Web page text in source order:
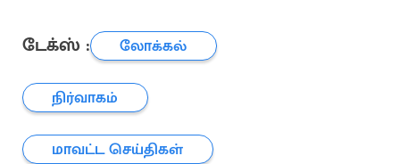
டேக்ஸ் :
லோக்கல்
நிர்வாகம்
மாவட்ட செய்திகள்